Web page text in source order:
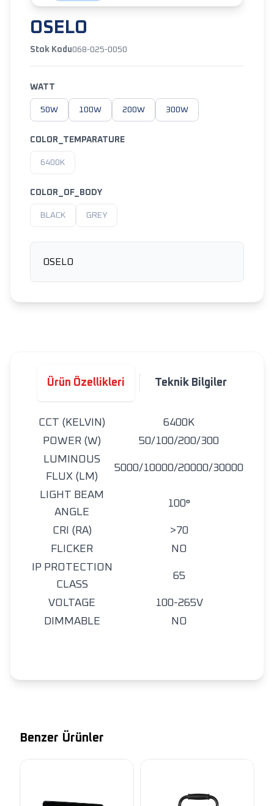
OSELO
Stok Kodu068-025-0050
WATT
50W 100W 200W 300W
COLOR_TEMPARATURE
6400K
COLOR_OF_BODY
BLACK GREY
OSELO
Ürün Özellikleri Teknik Bilgiler
CCT (KELVIN)
6400K
POWER (W)
50/100/200/300
LUMINOUS
FLUX (LM)
5000/10000/20000/30000
LIGHT BEAM
ANGLE
100°
CRI (RA)
>70
FLICKER
NO
IP PROTECTION
CLASS
65
VOLTAGE
100-265V
DIMMABLE
NO
Benzer Ürünler